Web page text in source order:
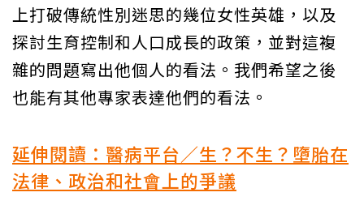
上打破傳統性別迷思的幾位女性英雄，以及
探討生育控制和人口成長的政策，並對這複
雜的問題寫出他個人的看法。我們希望之後
也能有其他專家表達他們的看法。
延伸閱讀：醫病平台／生？不生？墮胎在
法律、政治和社會上的爭議